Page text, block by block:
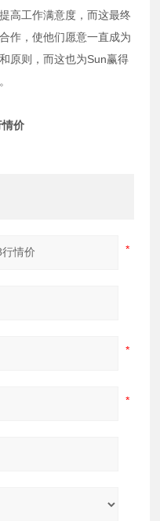
高工作满意度，而这最终
作，使他们愿意一直成为
原则，而这也为Sun赢得
价